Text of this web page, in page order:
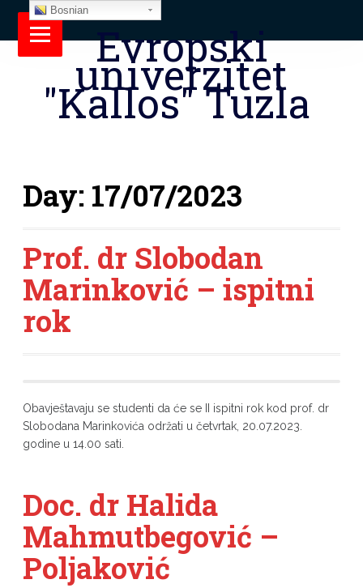
Evropski
univerzitet
"Kallos" Tuzla
Day: 17/07/2023
Prof. dr Slobodan
Marinković – ispitni
rok
Obavještavaju se studenti da će se II ispitni rok kod prof. dr
Slobodana Marinkovića održati u četvrtak, 20.07.2023.
godine u 14.00 sati.
Doc. dr Halida
Mahmutbegović –
Poljaković
Bosnian